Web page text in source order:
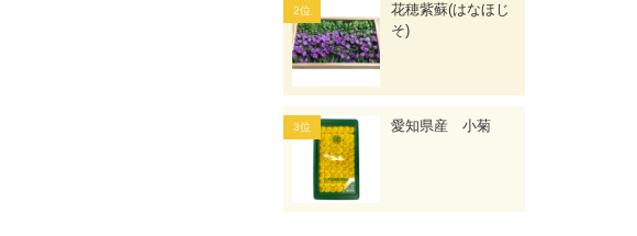
花穂紫蘇(はなほじ
そ)
愛知県産 小菊